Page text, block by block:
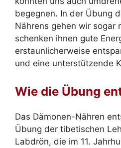
begegnen. In der Übung
Nährens gehen wir sogar
schenken ihnen gute
erstaunlicherweise
und eine unterstützende
Wie die Übung
Das Dämonen-Nähren
Übung der tibetischen
Labdrön, die im 11.